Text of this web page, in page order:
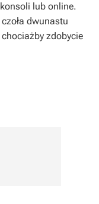
lub online.
dwunastu
zdobycie